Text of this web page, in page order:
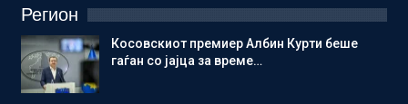
Регион
Косовскиот премиер Албин Курти беше
гаѓан со јајца за време…